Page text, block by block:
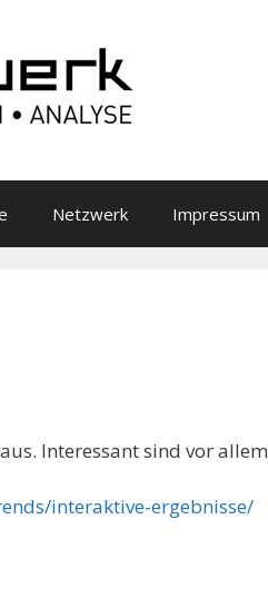
Netzwerk Impressum
Interessant sind vor allem
interaktive-ergebnisse/